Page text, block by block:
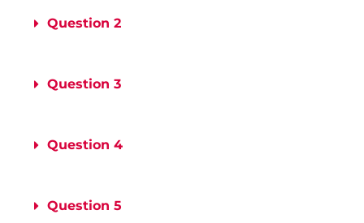
Question 2
Question 3
Question 4
Question 5